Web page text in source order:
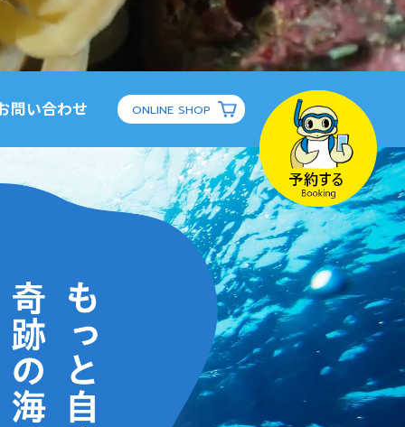
問い合わせ ONLINE SHOP